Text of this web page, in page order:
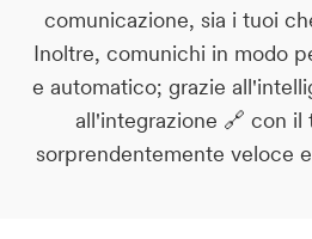
comunicazione, sia i tuoi
Inoltre, comunichi in modo
e automatico; grazie
all'integrazione 🔗 con il
sorprendentemente veloce